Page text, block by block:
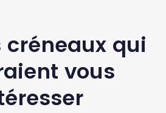
créneaux qui
vous